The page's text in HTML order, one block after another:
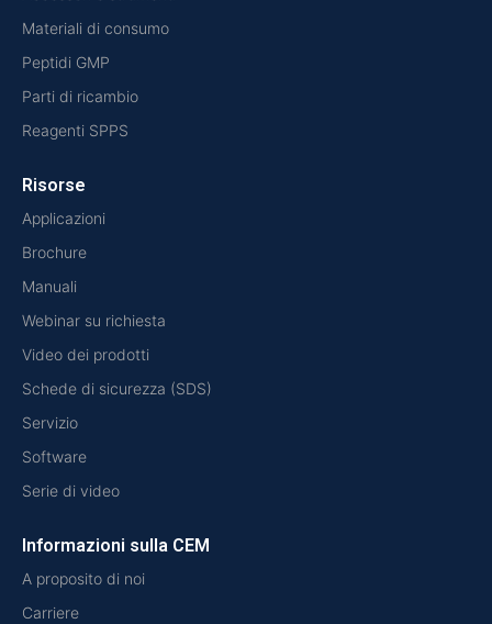
Materiali di consumo
Peptidi GMP
Parti di ricambio
Reagenti SPPS
Risorse
Applicazioni
Brochure
Manuali
Webinar su richiesta
Video dei prodotti
Schede di sicurezza (SDS)
Servizio
Software
Serie di video
Informazioni sulla CEM
A proposito di noi
Carriere